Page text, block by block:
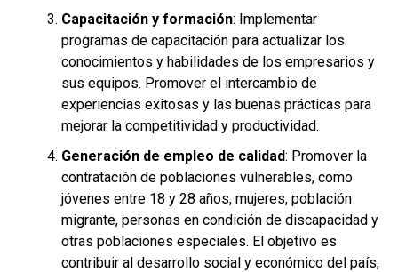
Capacitación y formación: Implementar
programas de capacitación para actualizar los
conocimientos y habilidades de los empresarios y
sus equipos. Promover el intercambio de
experiencias exitosas y las buenas prácticas para
mejorar la competitividad y productividad.
Generación de empleo de calidad: Promover la
contratación de poblaciones vulnerables, como
jóvenes entre 18 y 28 años, mujeres, población
migrante, personas en condición de discapacidad y
otras poblaciones especiales. El objetivo es
contribuir al desarrollo social y económico del país,